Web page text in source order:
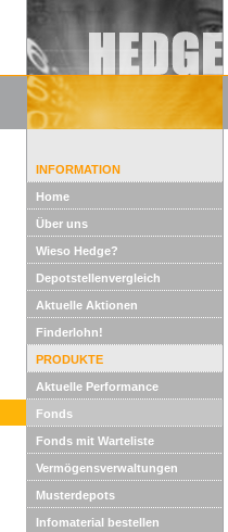
INFORMATION
Home
Über uns
Wieso Hedge?
Depotstellenvergleich
Aktuelle Aktionen
Finderlohn!
PRODUKTE
Aktuelle Performance
Fonds
Fonds mit Warteliste
Vermögensverwaltungen
Musterdepots
Infomaterial bestellen